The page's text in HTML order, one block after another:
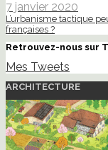
7 janvier 2020
L’urbanisme tactique
françaises ?
Retrouvez-nous sur
Mes Tweets
ARCHITECTURE